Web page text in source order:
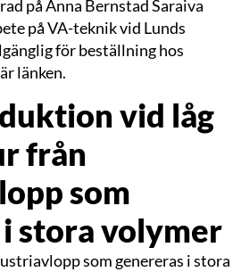
på Anna Bernstad Saraiva
på VA-teknik vid Lunds
för beställning hos
länken.
vid låg
från
som
stora volymer
som genereras i stora